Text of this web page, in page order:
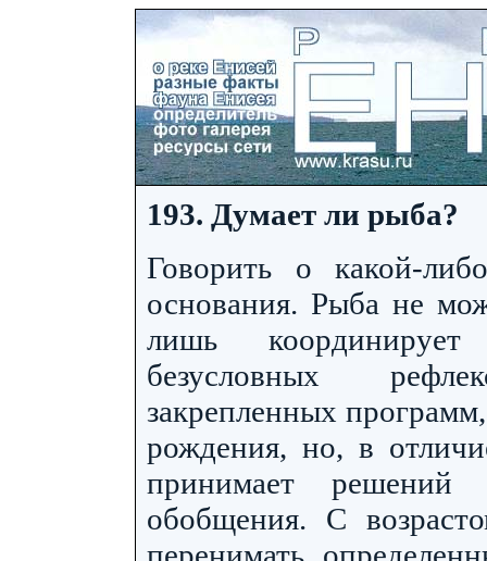
193. Думает ли рыба?
Говорить о какой-
основания. Рыба не
лишь
безусловных
закрепленных
рождения, но, в
принимает
обобщения. С